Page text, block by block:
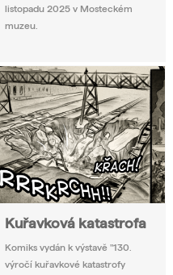
listopadu 2025 v Mosteckém
muzeu.
Kuřavková katastrofa
Komiks vydán k výstavě "130.
výročí kuřavkové katastrofy